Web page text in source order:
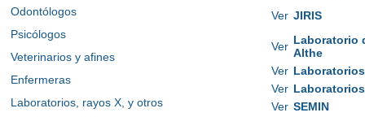
Odontólogos
Psicólogos
Veterinarios y afines
Enfermeras
Laboratorios, rayos X, y otros
Ver JIRIS
Ver Laboratorio
Althe
Ver
Ver
Ver SEMIN